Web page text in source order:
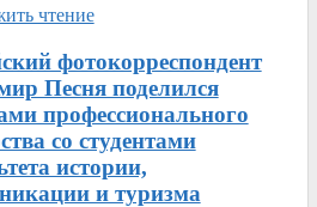
чтение
фотокорреспондент
Песня поделился
профессионального
со студентами
истории,
и туризма